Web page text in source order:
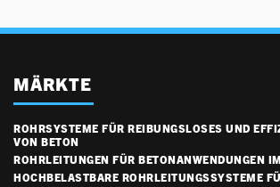
MÄRKTE
ROHRSYSTEME FÜR REIBUNGSLOSES UND
VON BETON
ROHRLEITUNGEN FÜR BETONANWENDUNGEN
HOCHBELASTBARE ROHRLEITUNGSSYSTEME